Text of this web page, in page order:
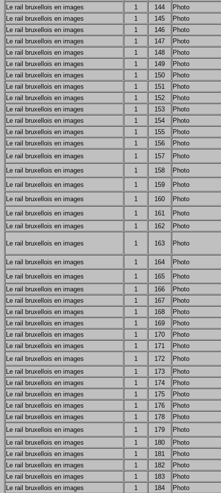
Le rail bruxellois en images
1 144
Photo
Le rail bruxellois en images
1 145
Photo
Le rail bruxellois en images
1 146
Photo
Le rail bruxellois en images
1 147
Photo
Le rail bruxellois en images
1 148
Photo
Le rail bruxellois en images
1 149
Photo
Le rail bruxellois en images
1 150
Photo
Le rail bruxellois en images
1 151
Photo
Le rail bruxellois en images
1 152
Photo
Le rail bruxellois en images
1 153
Photo
Le rail bruxellois en images
1 154
Photo
Le rail bruxellois en images
1 155
Photo
Le rail bruxellois en images
1 156
Photo
Le rail bruxellois en images
1 157
Photo
Le rail bruxellois en images
1 158
Photo
Le rail bruxellois en images
1 159
Photo
Le rail bruxellois en images
1 160
Photo
Le rail bruxellois en images
1 161
Photo
Le rail bruxellois en images
1 162 Photo
Le rail bruxellois en images 1 163 Photo
Le rail bruxellois en images 1 164
Photo
Le rail bruxellois en images
1 165
Photo
Le rail bruxellois en images
1 166
Photo
Le rail bruxellois en images
1 167
Photo
Le rail bruxellois en images
1 168
Photo
Le rail bruxellois en images
1 169
Photo
Le rail bruxellois en images
1 170
Photo
Le rail bruxellois en images
1 171
Photo
Le rail bruxellois en images
1 172
Photo
Le rail bruxellois en images
1 173
Photo
Le rail bruxellois en images
1 174
Photo
Le rail bruxellois en images
1 175
Photo
Le rail bruxellois en images
1 176
Photo
Le rail bruxellois en images
1 178
Photo
Le rail bruxellois en images
1 179
Photo
Le rail bruxellois en images
1 180
Photo
Le rail bruxellois en images
1 181
Photo
Le rail bruxellois en images
1 182
Photo
Le rail bruxellois en images
1 183
Photo
Le rail bruxellois en images
1 184
Photo